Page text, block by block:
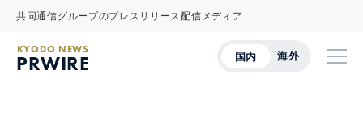
共同通信グループのプレスリリース配信メディア
国内 海外
KYODO NEWS
PRWIRE